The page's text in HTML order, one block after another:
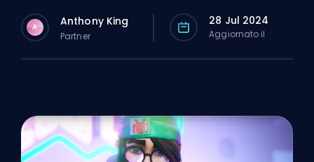
A Anthony King
Partner
28 Jul 2024
Aggiornato il